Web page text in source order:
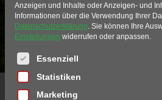
Home
Anzeigen und Inhalte oder Anzeigen- und
Informationen über die Verwendung Ihrer
Datenschutzerklärung. Sie können Ihre
Einstellungen widerrufen oder anpassen.
Es folgt eine Liste der Service-
Essenziell
Statistiken
Marketing